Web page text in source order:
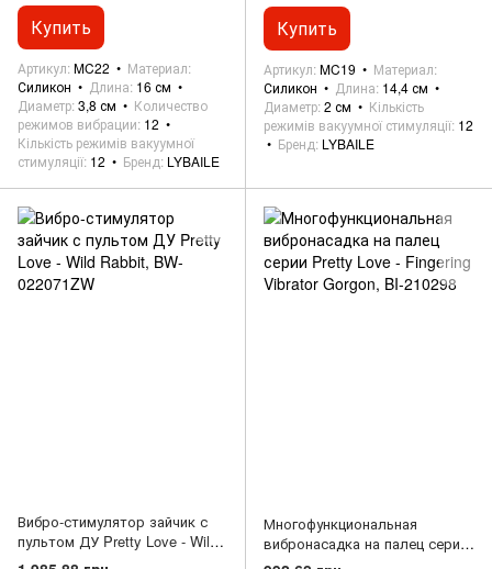
Купить
Артикул MC22
Материал
Силикон
Длина 16 см
Диаметр 3,8 см
Количество
режимов вибрации 12
Кількість режимів вакуумної
стимуляції 12 Бренд LYBAILE
Купить
Артикул MC19
Материал
Силикон
Длина 14,4 см
Диаметр 2 см
Кількість
режимів вакуумної стимуляції 12
Бренд LYBAILE
Вибро-стимулятор зайчик с
пультом ДУ Pretty Love - Wild
Rabbit, BW-022071ZW
Многофункциональная
вибронасадка на палец серии
Pretty Love - Fingering Vibrator